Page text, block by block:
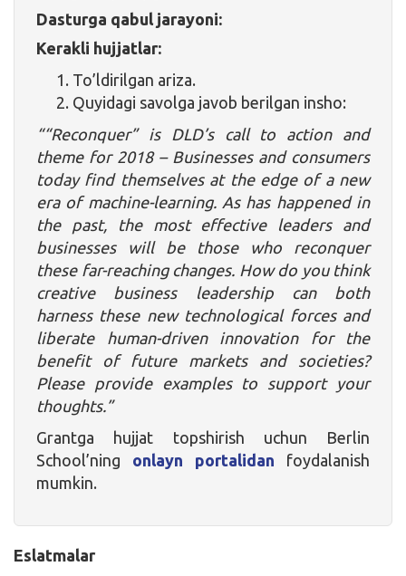
Dasturga qabul jarayoni:
Kerakli hujjatlar:
To’ldirilgan ariza.
Quyidagi savolga javob berilgan insho:
““Reconquer” is DLD’s call to action and
theme for 2018 – Businesses and consumers
today find themselves at the edge of a new
era of machine-learning. As has happened in
the past, the most effective leaders and
businesses will be those who reconquer
these far-reaching changes. How do you think
creative business leadership can both
harness these new technological forces and
liberate human-driven innovation for the
benefit of future markets and societies?
Please provide examples to support your
thoughts.”
Grantga hujjat topshirish uchun Berlin
School’ning onlayn portalidan foydalanish
mumkin.
Eslatmalar